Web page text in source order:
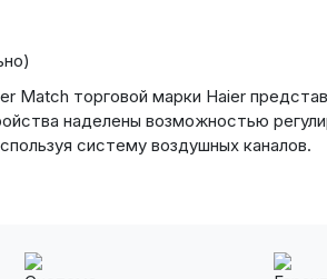
Match торговой марки Haier
наделены возможностью
систему воздушных каналов.